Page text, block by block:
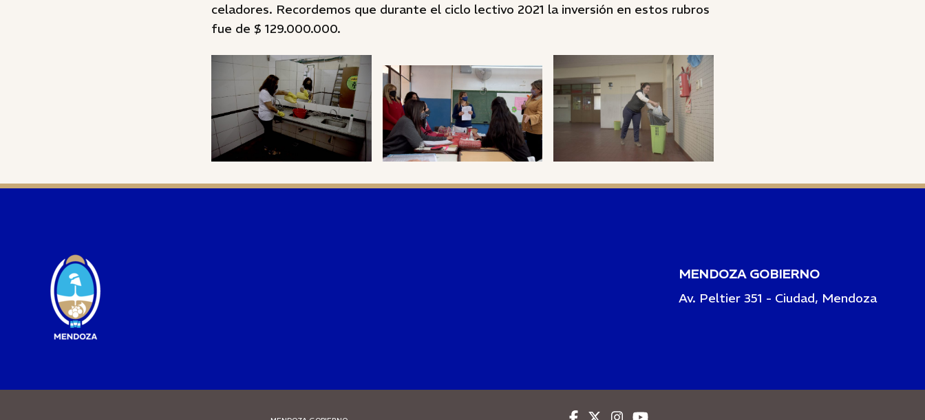
celadores. Recordemos que durante el ciclo lectivo 2021 la inversión en estos rubros
fue de $ 129.000.000.
MENDOZA GOBIERNO
Av. Peltier 351 - Ciudad, Mendoza